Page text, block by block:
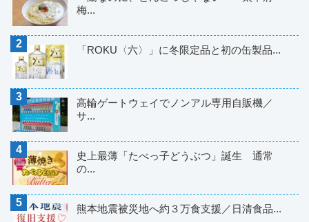
梅...
「ROKU〈六〉」に冬限定品と初の缶製品...
高輪ゲートウェイでノンアル専用自販機／
サ...
史上最薄「たべっ子どうぶつ」誕生 通常
の...
熊本地震被災地へ約３万食支援／日清食品...